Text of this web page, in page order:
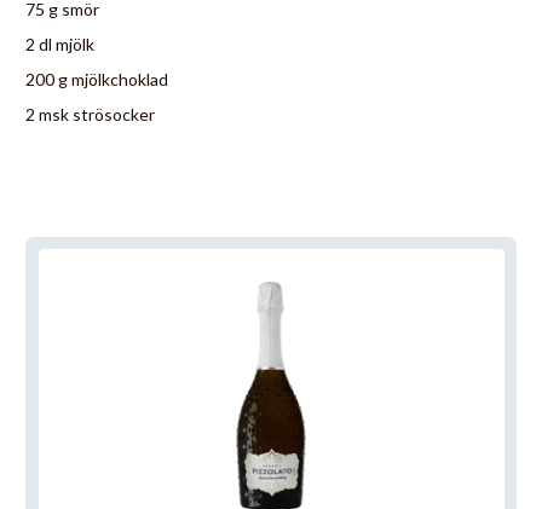
75 g smör
2 dl mjölk
200 g mjölkchoklad
2 msk strösocker